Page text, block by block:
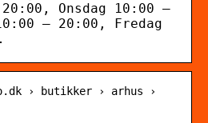
Onsdag 10:00 –
– 20:00, Fredag
› butikker › arhus ›